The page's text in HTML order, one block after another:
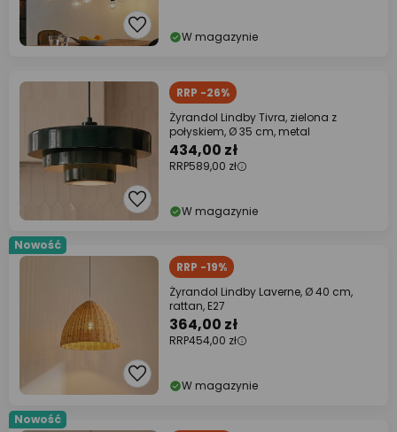
W magazynie
RRP -26%
Żyrandol Lindby Tivra, zielona z
połyskiem, Ø 35 cm, metal
434,00 zł
RRP589,00 zł
W magazynie
Nowość
RRP -19%
Żyrandol Lindby Laverne, Ø 40 cm,
rattan, E27
364,00 zł
RRP454,00 zł
W magazynie
Nowość